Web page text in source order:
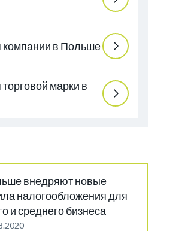
компании в Польше
марки в
внедряют новые
налогообложения для
и среднего бизнеса